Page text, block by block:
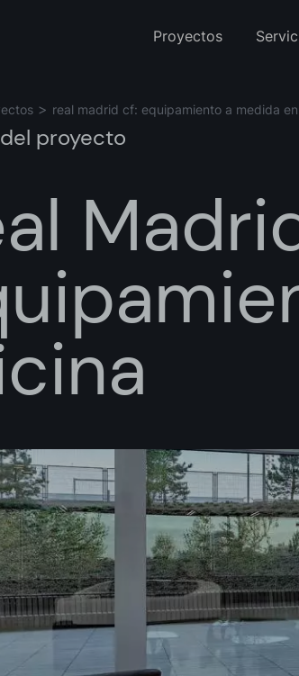
Proyectos
real madrid cf: equipamiento a medida
proyecto
Nombre*
Correo*